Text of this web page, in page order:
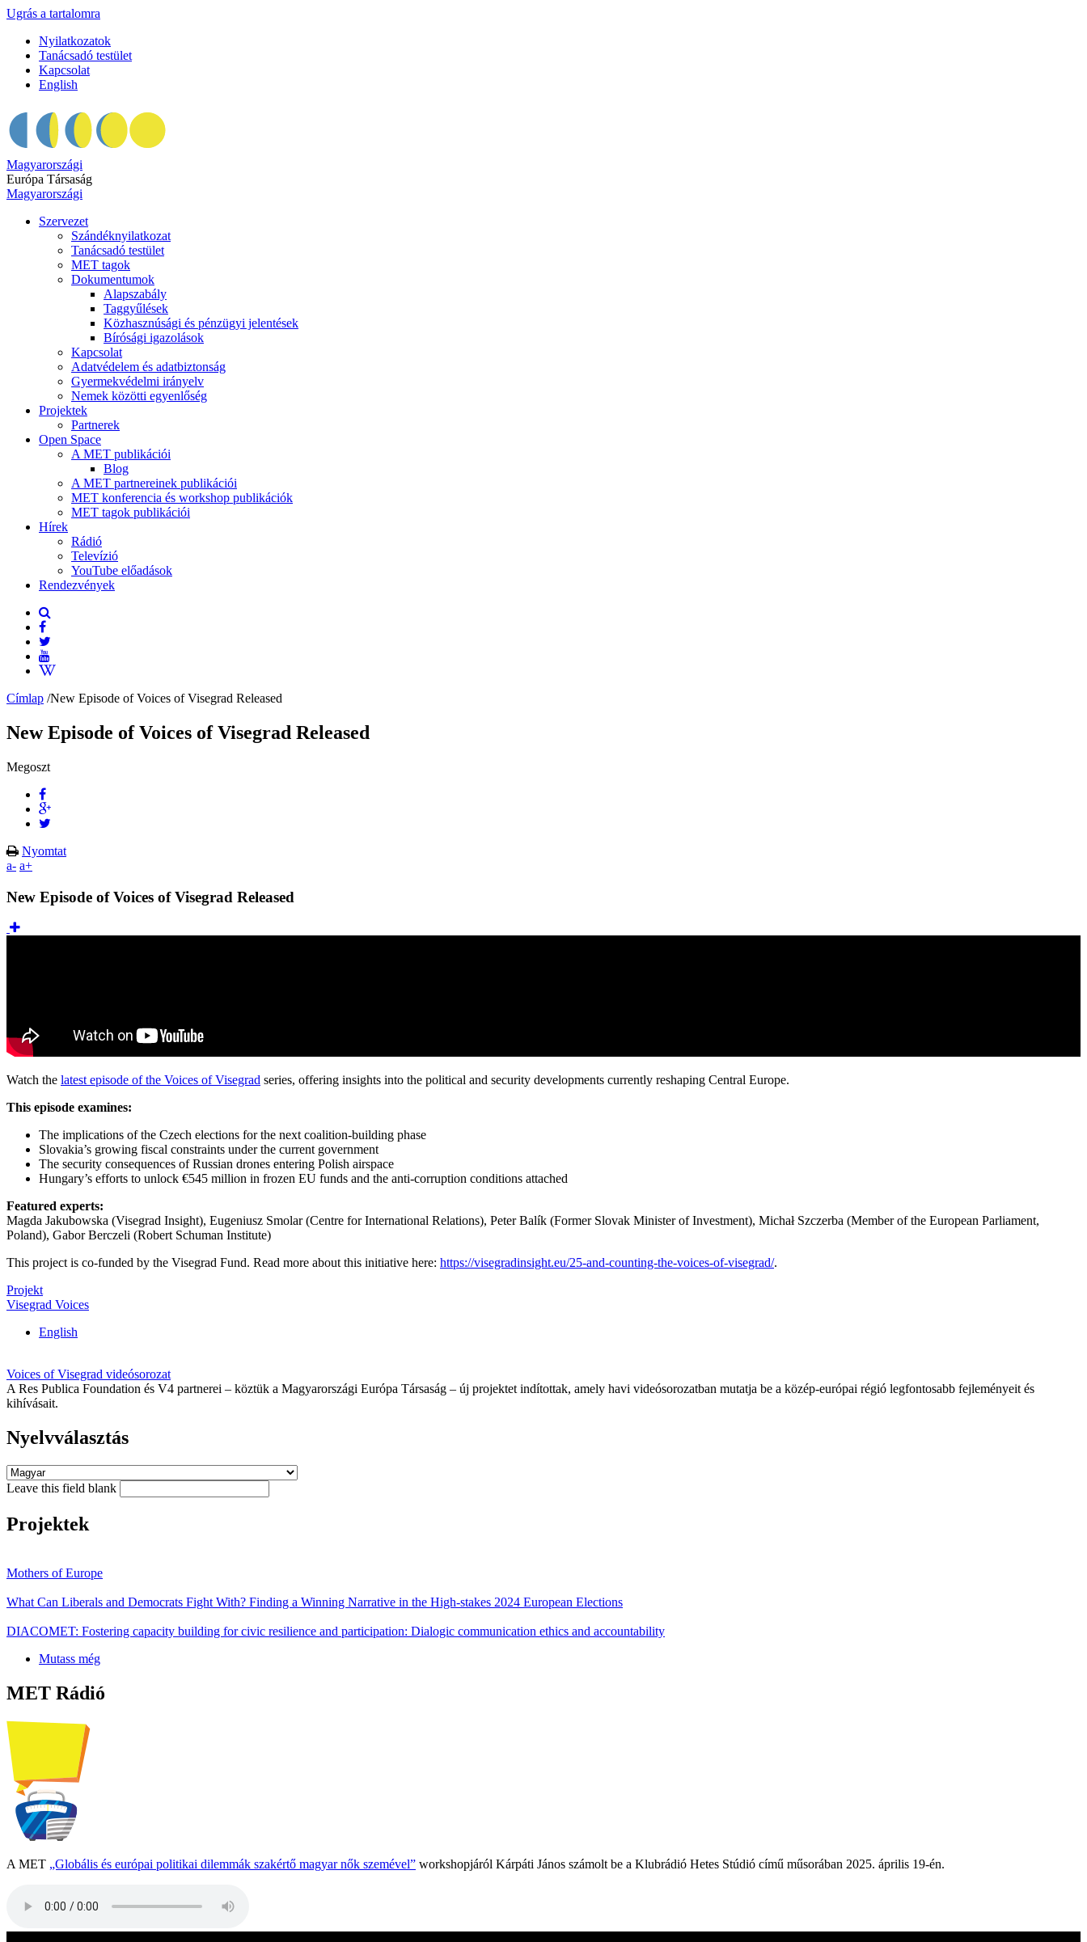
Ugrás a tartalomra
Nyilatkozatok
Tanácsadó testület
Kapcsolat
English
Magyarországi
Európa Társaság
Magyarországi
Szervezet
Szándéknyilatkozat
Tanácsadó testület
MET tagok
Dokumentumok
Alapszabály
Taggyűlések
Közhasznúsági és pénzügyi jelentések
Bírósági igazolások
Kapcsolat
Adatvédelem és adatbiztonság
Gyermekvédelmi irányelv
Nemek közötti egyenlőség
Projektek
Partnerek
Open Space
A MET publikációi
Blog
A MET partnereinek publikációi
MET konferencia és workshop publikációk
MET tagok publikációi
Hírek
Rádió
Televízió
YouTube előadások
Rendezvények
Címlap /New Episode of Voices of Visegrad Released
New Episode of Voices of Visegrad Released
Megoszt
Nyomtat
a- a+
New Episode of Voices of Visegrad Released
Watch the latest episode of the Voices of Visegrad series, offering insights into the political and security developments currently reshaping Central Europe.
This episode examines:
The implications of the Czech elections for the next coalition-building phase
Slovakia’s growing fiscal constraints under the current government
The security consequences of Russian drones entering Polish airspace
Hungary’s efforts to unlock €545 million in frozen EU funds and the anti-corruption conditions attached
Featured experts:
Magda Jakubowska (Visegrad Insight), Eugeniusz Smolar (Centre for International Relations), Peter Balík (Former Slovak Minister of Investment), Michał Szczerba (Member of the European Parliament,
Poland), Gabor Berczeli (Robert Schuman Institute)
This project is co-funded by the Visegrad Fund. Read more about this initiative here: https://visegradinsight.eu/25-and-counting-the-voices-of-visegrad/.
Projekt
Visegrad Voices
English
Voices of Visegrad videósorozat
A Res Publica Foundation és V4 partnerei – köztük a Magyarországi Európa Társaság – új projektet indítottak, amely havi videósorozatban mutatja be a közép-európai régió legfontosabb fejleményeit és
kihívásait.
Nyelvválasztás
Leave this field blank
Projektek
Mothers of Europe
What Can Liberals and Democrats Fight With? Finding a Winning Narrative in the High-stakes 2024 European Elections
DIACOMET: Fostering capacity building for civic resilience and participation: Dialogic communication ethics and accountability
Mutass még
MET Rádió
A MET „Globális és európai politikai dilemmák szakértő magyar nők szemével” workshopjáról Kárpáti János számolt be a Klubrádió Hetes Stúdió című műsorában 2025. április 19-én.